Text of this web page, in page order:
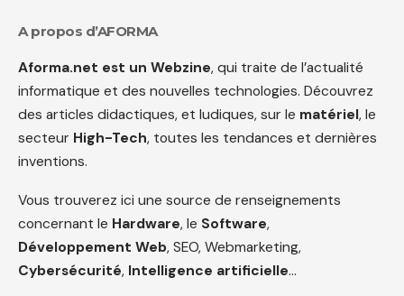
A propos d’AFORMA
Aforma.net est un Webzine, qui traite de l’actualité
informatique et des nouvelles technologies. Découvrez
des articles didactiques, et ludiques, sur le matériel, le
secteur High-Tech, toutes les tendances et dernières
inventions.
Vous trouverez ici une source de renseignements
concernant le Hardware, le Software,
Développement Web, SEO, Webmarketing,
Cybersécurité, Intelligence artificielle…